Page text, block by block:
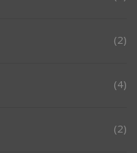
(2)
(4)
(2)